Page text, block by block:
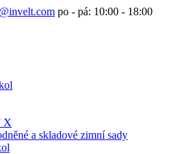
po - pá: 10:00 - 18:00
X
a skladové zimní sady